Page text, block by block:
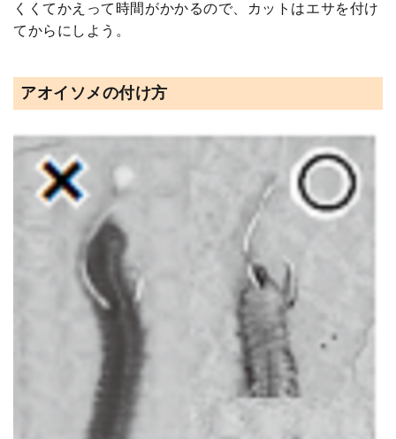
くくてかえって時間がかかるので、カットはエサを付け
てからにしよう。
アオイソメの付け方